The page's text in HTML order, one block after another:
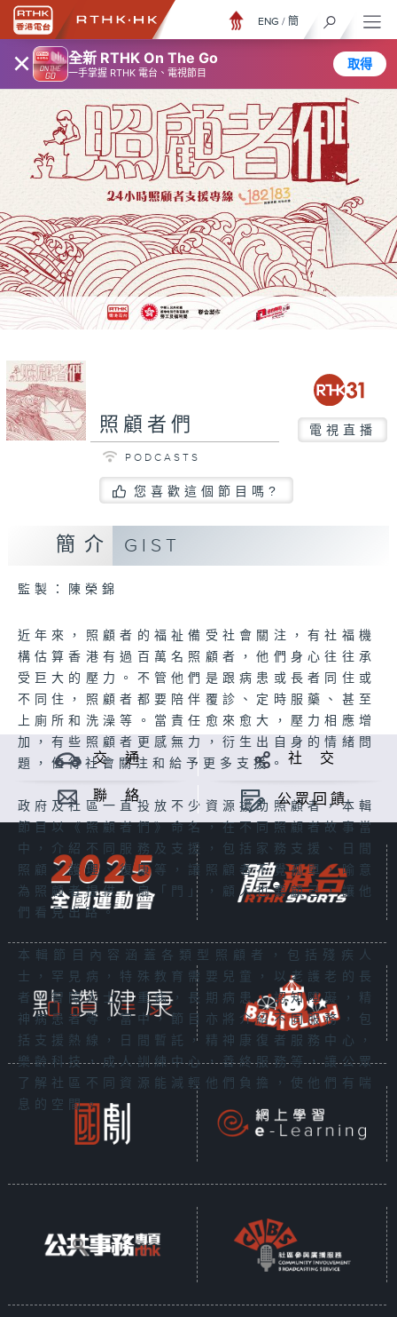
× 全新 RTHK On The Go
一手掌握 RTHK 電台、電視節目
取得
ENG / 簡
照顧者們 電視直播
PODCASTS
您喜歡這個節目嗎?
簡介 GIST
監製：陳榮錦
近年來，照顧者的福祉備受社會關注，有社福機
構估算香港有過百萬名照顧者，他們身心往往承
受巨大的壓力。不管他們是跟病患或長者同住或
不同住，照顧者都要陪伴覆診、定時服藥、甚至
上廁所和洗澡等。當責任愈來愈大，壓力相應增
加，有些照顧者更感無力，衍生出自身的情緒問
題，值得社會關注和給予更多支援。
政府及社區一直投放不少資源援助照顧者，本輯
節目以《照顧者們》命名，在不同照顧者故事當
中，介紹不同服務及支援，包括家務支援、日間
照顧、護理、復康等，讓照顧者不覺孤單，喻意
為照顧者提供一扇「門」，顧人也要顧己，讓他
們看見出路。
本輯節目內容涵蓋各類型照顧者，包括殘疾人
士，罕見病，特殊教育需要兒童，以老護老的長
者，智障人士，重病，長期病患，認知障礙，精
神病患者等。當中，節目亦將介紹不同服務，包
括支援熱線，日間暫託，精神康復者服務中心，
樂齡科技，成人訓練中心，善終服務等，讓公眾
了解社區不同資源能減輕他們負擔，使他們有喘
息的空間。
交 通 社 交
聯 絡 公眾回饋